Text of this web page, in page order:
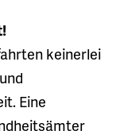
keinerlei
Eine